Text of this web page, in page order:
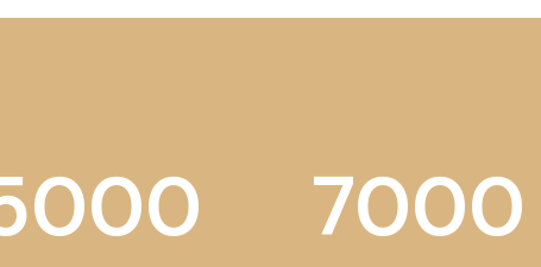
7000